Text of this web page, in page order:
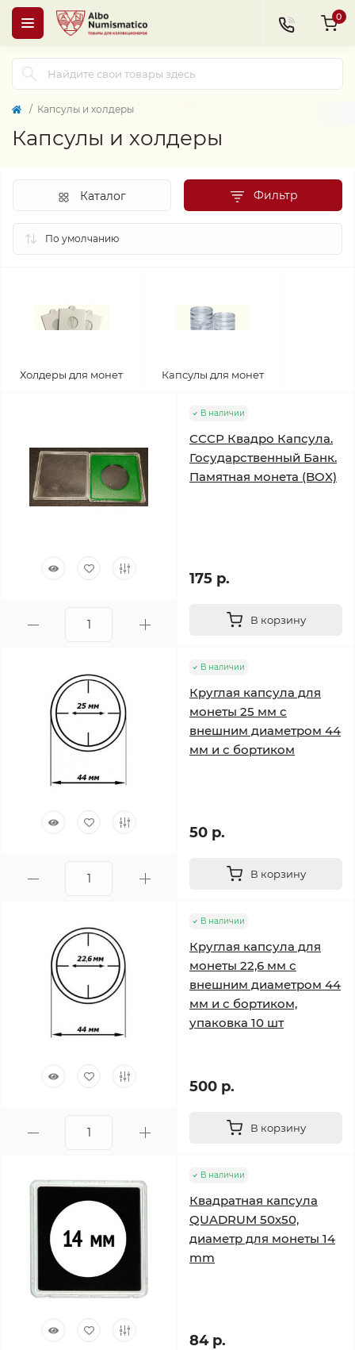
0
Капсулы и холдеры
Капсулы и холдеры
Фильтр
Каталог
Холдеры для монет Капсулы для монет
В наличии
СССР Квадро Капсула.
Государственный Банк.
Памятная монета (BOX)
175 р.
В корзину
В наличии
Круглая капсула для
монеты 25 мм с
внешним диаметром 44
мм и с бортиком
50 р.
В корзину
В наличии
Круглая капсула для
монеты 22,6 мм с
внешним диаметром 44
мм и с бортиком,
упаковка 10 шт
500 р.
В корзину
В наличии
Квадратная капсула
QUADRUM 50х50,
диаметр для монеты 14
mm
84 р.